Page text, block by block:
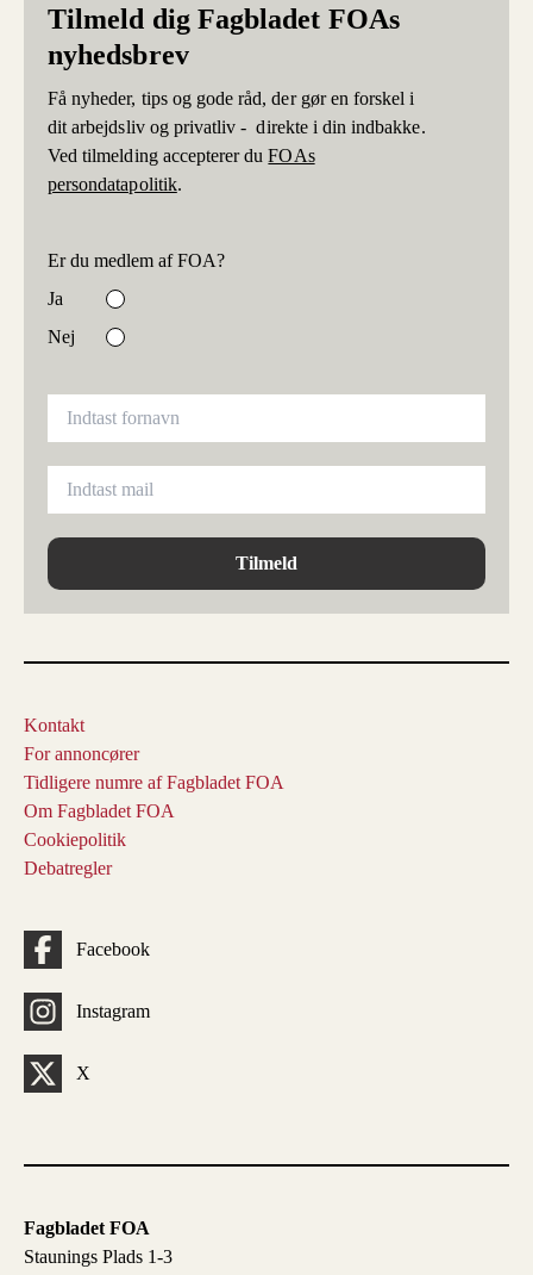
Tilmeld dig Fagbladet FOAs
nyhedsbrev
Få nyheder, tips og gode råd, der gør en forskel i
dit arbejdsliv og privatliv - direkte i din indbakke.
Ved tilmelding accepterer duFOAs
persondatapolitik.
Er du medlem af FOA?
Ja
Nej
Tilmeld
Fagbladet FOA
Staunings Plads 1-3
Kontakt
For annoncører
Tidligere numre af Fagbladet FOA
Om Fagbladet FOA
Cookiepolitik
Debatregler
Facebook
Instagram
X